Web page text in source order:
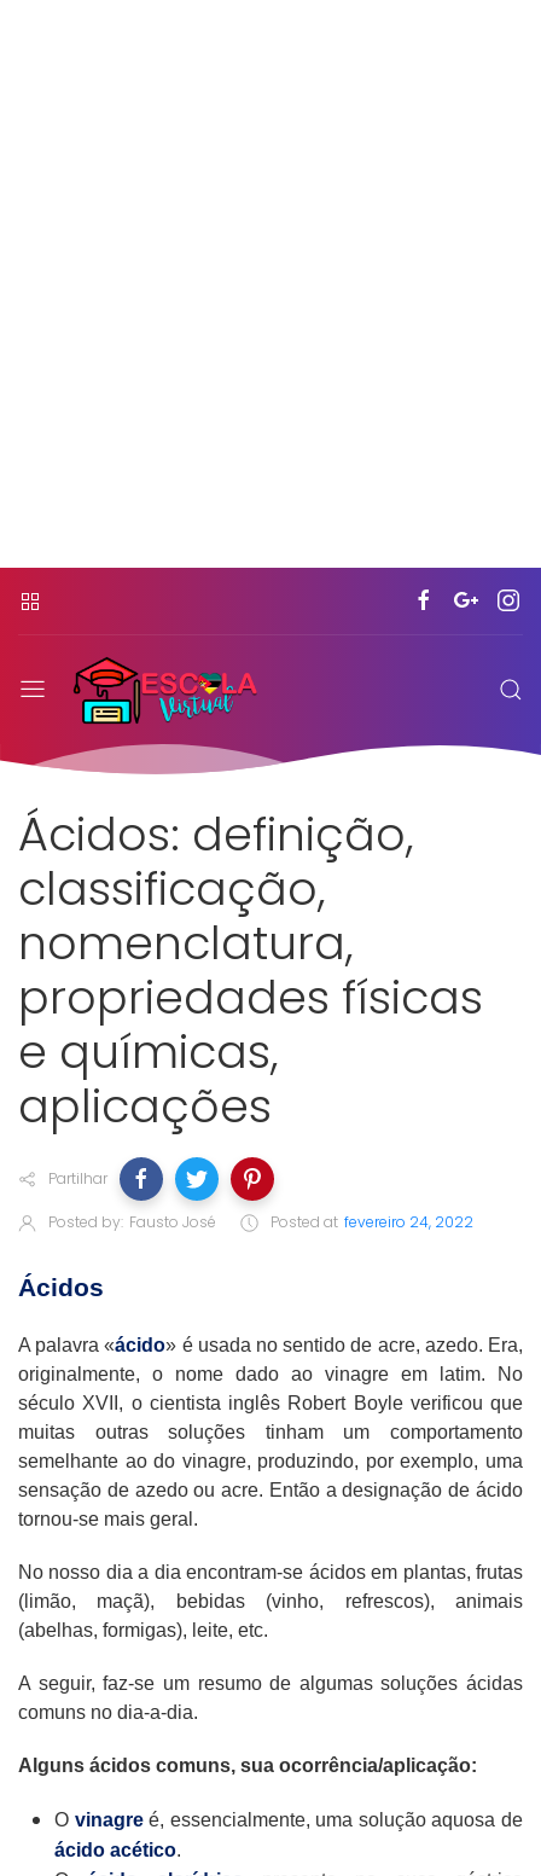
Ácidos: definição,
classificação,
nomenclatura,
propriedades físicas
e químicas,
aplicações
Partilhar
Posted by: Fausto José Posted at fevereiro 24, 2022
Ácidos
A palavra «ácido» é usada no sentido de acre, azedo. Era,
originalmente, o nome dado ao vinagre em latim. No
século XVII, o cientista inglês Robert Boyle verificou que
muitas outras soluções tinham um comportamento
semelhante ao do vinagre, produzindo, por exemplo, uma
sensação de azedo ou acre. Então a designação de ácido
tornou-se mais geral.
No nosso dia a dia encontram-se ácidos em plantas, frutas
(limão, maçã), bebidas (vinho, refrescos), animais
(abelhas, formigas), leite, etc.
A seguir, faz-se um resumo de algumas soluções ácidas
comuns no dia-a-dia.
Alguns ácidos comuns, sua ocorrência/aplicação:
O vinagre é, essencialmente, uma solução aquosa de
ácido acético.